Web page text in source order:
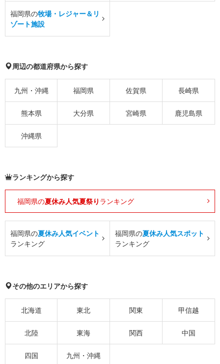
福岡県の牧場・レジャー＆リ
ゾート施設
周辺の都道府県から探す
九州・沖縄 福岡県 佐賀県 長崎県
熊本県 大分県 宮崎県 鹿児島県
沖縄県
ランキングから探す
福岡県の夏休み人気夏祭り ランキング
福岡県の夏休み人気イベント
ランキング
福岡県の夏休み人気スポット
ランキング
その他のエリアから探す
北海道 東北 関東 甲信越
北陸 東海 関西 中国
四国 九州・沖縄